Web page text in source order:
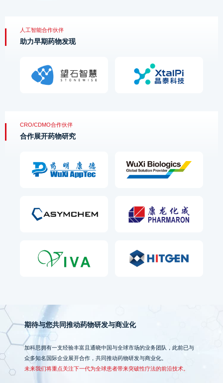
人工智能合作伙伴
助力早期药物发现
CRO/CDMO合作伙伴
合作展开药物研究
期待与您共同推动药物研发与商业化
加科思拥有一支经验丰富且通晓中国与全球市场的业务团队，此前已与
众多知名国际企业展开合作，共同推动药物研发与商业化。
未来我们将重点关注下一代为全球患者带来突破性疗法的前沿技术。